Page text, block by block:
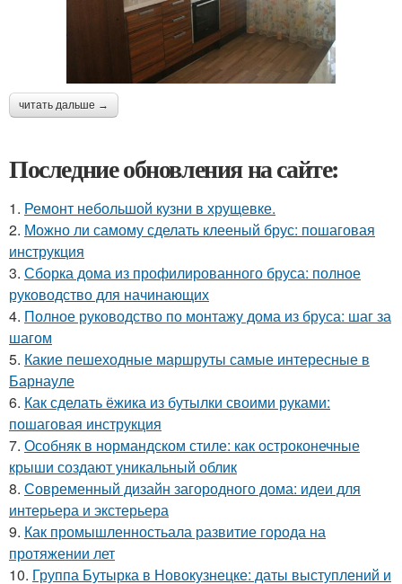
читать дальше →
Последние обновления на сайте:
1. Ремонт небольшой кузни в хрущевке.
2. Можно ли самому сделать клееный брус: пошаговая
инструкция
3. Сборка дома из профилированного бруса: полное
руководство для начинающих
4. Полное руководство по монтажу дома из бруса: шаг за
шагом
5. Какие пешеходные маршруты самые интересные в
Барнауле
6. Как сделать ёжика из бутылки своими руками:
пошаговая инструкция
7. Особняк в нормандском стиле: как остроконечные
крыши создают уникальный облик
8. Современный дизайн загородного дома: идеи для
интерьера и экстерьера
9. Как промышленностьала развитие города на
протяжении лет
10. Группа Бутырка в Новокузнецке: даты выступлений и